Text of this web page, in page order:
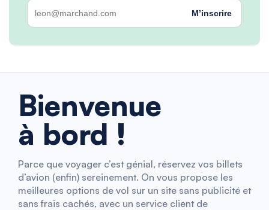
M’inscrire
Bienvenue
à bord !
Parce que voyager c’est génial, réservez vos billets
d’avion (enfin) sereinement. On vous propose les
meilleures options de vol sur un site sans publicité et
sans frais cachés, avec un service client de